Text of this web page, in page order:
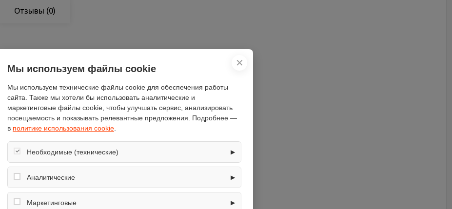
Отзывы (0)
есть
59
52
65
7.2
4
✕
Мы используем файлы cookie
Мы используем технические файлы cookie для обеспечения работы
сайта. Также мы хотели бы использовать аналитические и
маркетинговые файлы cookie, чтобы улучшать сервис, анализировать
посещаемость и показывать релевантные предложения. Подробнее —
в политике использования cookie
Необходимые (технические) ▶
Обеспечивают корректную работу сайта: оформление заказа, корзина,
вход в личный кабинет. Без них основные функции могут быть
Аналитические ▶
Собирают обезличенную информацию о посещениях и использовании
сайта (например, счётчики аналитики), помогают улучшать интерфейс и
Маркетинговые ▶